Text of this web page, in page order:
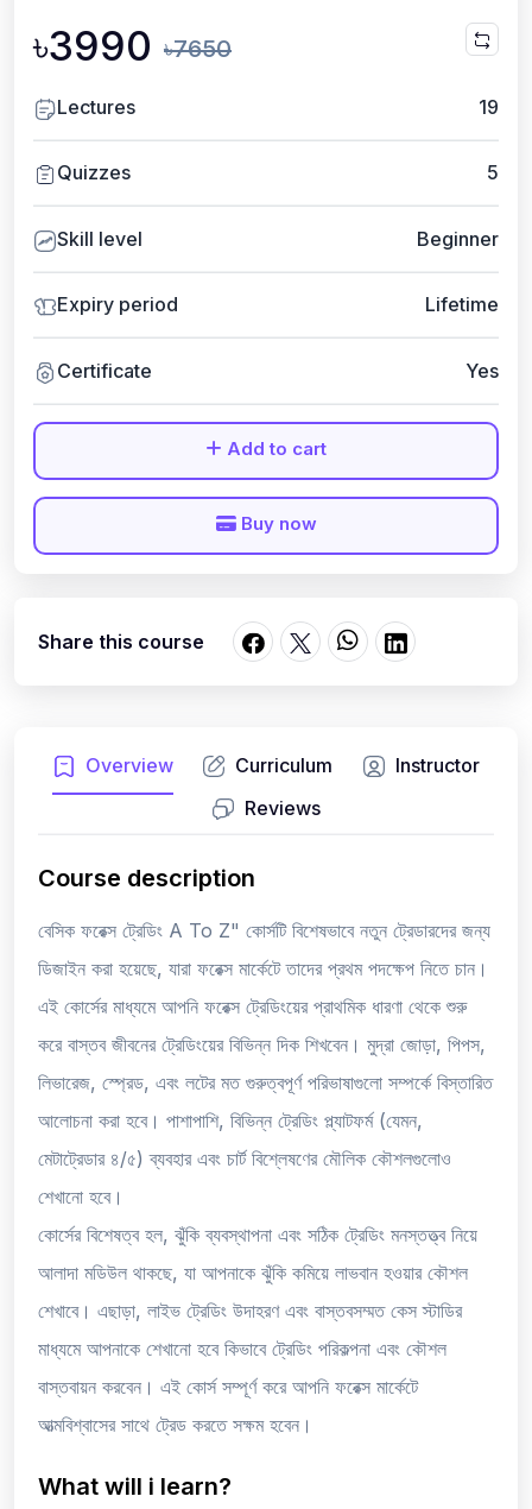
Overview Curriculum
Instructor
Reviews
Course description
বেসিক ফরেক্স ট্রেডিং A To Z" কোর্সটি বিশেষভাবে নতুন ট্রেডারদের জন্য
ডিজাইন করা হয়েছে, যারা ফরেক্স মার্কেটে তাদের প্রথম পদক্ষেপ নিতে চান।
এই কোর্সের মাধ্যমে আপনি ফরেক্স ট্রেডিংয়ের প্রাথমিক ধারণা থেকে শুরু
করে বাস্তব জীবনের ট্রেডিংয়ের বিভিন্ন দিক শিখবেন। মুদ্রা জোড়া, পিপস,
লিভারেজ, স্প্রেড, এবং লটের মত গুরুত্বপূর্ণ পরিভাষাগুলো সম্পর্কে বিস্তারিত
আলোচনা করা হবে। পাশাপাশি, বিভিন্ন ট্রেডিং প্ল্যাটফর্ম (যেমন,
মেটাট্রেডার ৪/৫) ব্যবহার এবং চার্ট বিশ্লেষণের মৌলিক কৌশলগুলোও
শেখানো হবে।
কোর্সের বিশেষত্ব হল, ঝুঁকি ব্যবস্থাপনা এবং সঠিক ট্রেডিং মনস্তত্ত্ব নিয়ে
আলাদা মডিউল থাকছে, যা আপনাকে ঝুঁকি কমিয়ে লাভবান হওয়ার কৌশল
শেখাবে। এছাড়া, লাইভ ট্রেডিং উদাহরণ এবং বাস্তবসম্মত কেস স্টাডির
মাধ্যমে আপনাকে শেখানো হবে কিভাবে ট্রেডিং পরিকল্পনা এবং কৌশল
বাস্তবায়ন করবেন। এই কোর্স সম্পূর্ণ করে আপনি ফরেক্স মার্কেটে
আত্মবিশ্বাসের সাথে ট্রেড করতে সক্ষম হবেন।
What will i learn?
৳3990 ৳7650
Lectures 19
Quizzes 5
Skill level Beginner
Expiry period Lifetime
Certificate Yes
Add to cart
Buy now
Share this course